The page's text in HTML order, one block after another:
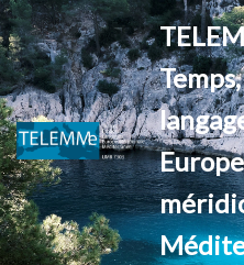
Aller
au
contenu
Europe